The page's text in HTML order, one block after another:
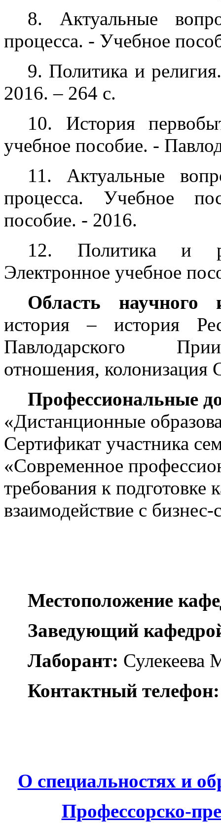
8. Актуальные
процесса. - Учебное
9. Политика и
2016. – 264 с.
10. История
учебное пособие. -
11. Актуальные
процесса. Учебное
пособие. - 2016.
12. Политика и
Электронное учебное
Область научного
история – история
Павлодарского
отношения, колонизация
Профессиональные
«Дистанционные
Сертификат участника
«Современное
требования к подготовке
взаимодействие с
Местоположение
Заведующий
Лаборант: Сулекеева
Контактный телефон:
О специальностях и
Профессорско-